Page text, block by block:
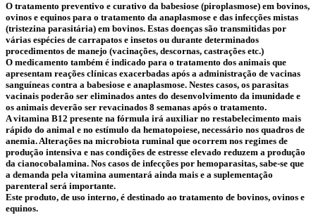
O tratamento preventivo e curativo da babesiose (piroplasmose) em bovinos,
ovinos e equinos para o tratamento da anaplasmose e das infecções mistas
(tristezina parasitária) em bovinos. Estas doenças são transmitidas por
várias espécies de carrapatos e insetos ou durante determinados
procedimentos de manejo (vacinações, descornas, castrações etc.)
O medicamento também é indicado para o tratamento dos animais que
apresentam reações clínicas exacerbadas após a administração de vacinas
sanguíneas contra a babesiose e anaplasmose. Nestes casos, os parasitas
vacinais poderão ser eliminados antes do desenvolvimento da imunidade e
os animais deverão ser revacinados 8 semanas após o tratamento.
A vitamina B12 presente na fórmula irá auxiliar no restabelecimento mais
rápido do animal e no estímulo da hematopoiese, necessário nos quadros de
anemia. Alterações na microbiota ruminal que ocorrem nos regimes de
produção intensiva e nas condições de estresse elevado reduzem a produção
da cianocobalamina. Nos casos de infecções por hemoparasitas, sabe-se que
a demanda pela vitamina aumentará ainda mais e a suplementação
parenteral será importante.
Este produto, de uso interno, é destinado ao tratamento de bovinos, ovinos e
equinos.